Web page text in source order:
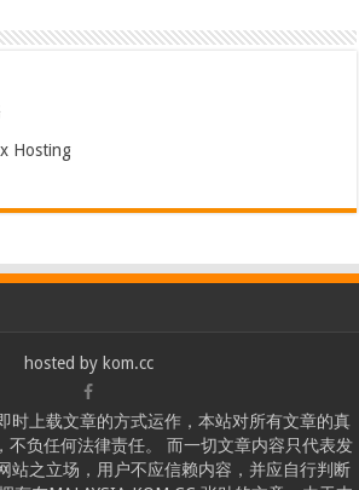
Hosting
hosted by kom.cc
时上载文章的方式运作，本站对所有文章的真
不负任何法律责任。 而一切文章内容只代表发
站之立场，用户不应信赖内容，并应自行判断